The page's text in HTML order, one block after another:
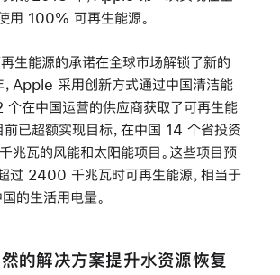
用 100% 可再生能源。
生能源的承诺在全球市场解锁了新的
，Apple 采用创新方式通过中国清洁能
个在中国运营的供应商获取了可再生能
前已超额实现目标，在中国 14 个省投资
兆瓦的风能和太阳能项目。这些项目预
过 2400 千兆瓦时可再生能源，相当于
的生活用电量。
的解决方案提升水资源恢复